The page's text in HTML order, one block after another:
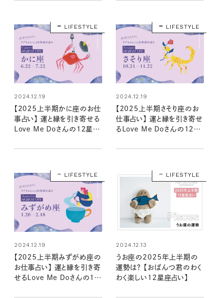
LIFESTYLE
2024.12.19
【2025上半期かに座のお仕
事占い】 運と縁を引き寄せる
Love Me Doさんの12星座
LIFESTYLE
2024.12.19
【2025上半期さそり座のお
仕事占い】 運と縁を引き寄せ
るLove Me Doさんの12星
LIFESTYLE
2024.12.19
【2025上半期みずがめ座の
お仕事占い】 運と縁を引き寄
せるLove Me Doさんの12
LIFESTYLE
2024.12.13
うお座の2025年上半期の
運勢は？ 【おぱんつ君のわく
わく楽しい12星座占い】